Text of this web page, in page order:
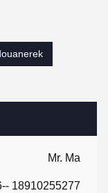
Mr. Ma
18910255277